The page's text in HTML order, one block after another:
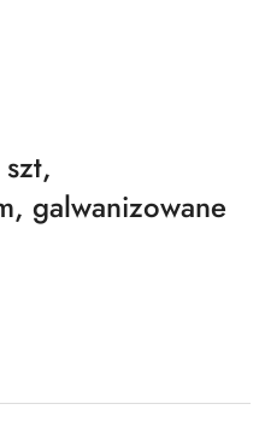
galwanizowane